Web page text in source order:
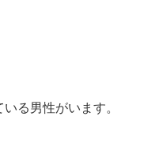
る男性がいます。